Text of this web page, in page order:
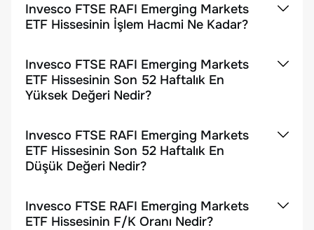
Invesco FTSE RAFI Emerging Markets
ETF Hissesinin İşlem Hacmi Ne Kadar?
Invesco FTSE RAFI Emerging Markets
ETF Hissesinin Son 52 Haftalık En
Yüksek Değeri Nedir?
Invesco FTSE RAFI Emerging Markets
ETF Hissesinin Son 52 Haftalık En
Düşük Değeri Nedir?
Invesco FTSE RAFI Emerging Markets
ETF Hissesinin F/K Oranı Nedir?